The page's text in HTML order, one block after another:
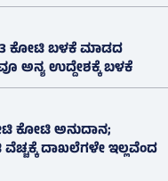
ಕೋಟಿ ಬಳಕೆ ಮಾಡದ
ಅನ್ಯ ಉದ್ದೇಶಕ್ಕೆ ಬಳಕೆ
ಕೋಟಿ ಅನುದಾನ;
ದಾಖಲೆಗಳೇ ಇಲ್ಲವೆಂದ